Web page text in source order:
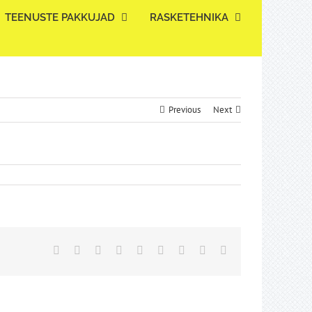
TEENUSTE PAKKUJAD RASKETEHNIKA
Previous Next
Facebook
TwitterReddit LinkedInWhatsApp
TumblrPinterest